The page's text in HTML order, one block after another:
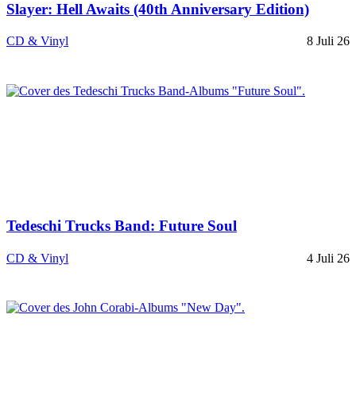
Slayer: Hell Awaits (40th Anniversary Edition)
CD & Vinyl 8 Juli 26
Tedeschi Trucks Band: Future Soul
CD & Vinyl 4 Juli 26